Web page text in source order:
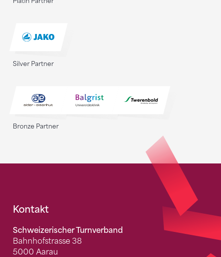
Silver Partner
Bronze Partner
Fusszeile
Kontakt
Schweizerischer Turnverband
Bahnhofstrasse 38
5000 Aarau